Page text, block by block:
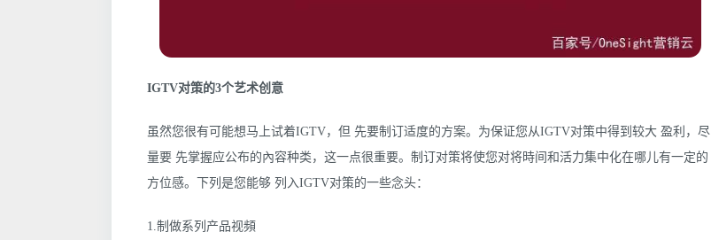
IGTV对策的3个艺术创意
虽然您很有可能想马上试着IGTV，但 先要制订适度的方案。为保证您从IGTV对策中得到较大 盈利，尽
量要 先掌握应公布的內容种类，这一点很重要。制订对策将使您对将時间和活力集中化在哪儿有一定的
方位感。下列是您能够 列入IGTV对策的一些念头：
1.制做系列产品视頻